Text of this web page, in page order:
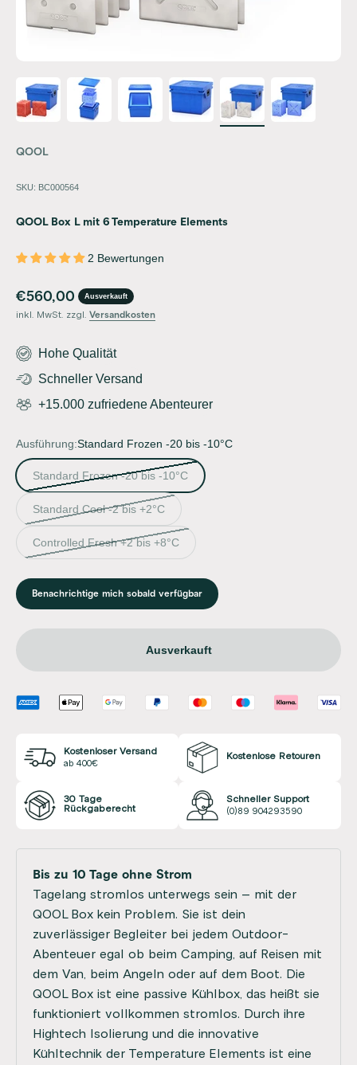
QOOL
SKU: BC000564
QOOL Box L mit 6 Temperature Elements
2 Bewertungen
Angebot
€560,00 Ausverkauft
inkl. MwSt. zzgl. Versandkosten
Hohe Qualität
Schneller Versand
+15.000 zufriedene Abenteurer
Ausführung:Standard Frozen -20 bis -10°C
Standard Frozen -20 bis -10°C
Standard Cool -2 bis +2°C
Controlled Fresh +2 bis +8°C
Benachrichtige mich sobald verfügbar
Ausverkauft
Kostenloser Versand
ab 400€
Kostenlose Retouren
30 Tage
Rückgaberecht
Schneller Support
(0)89 904293590
Bis zu 10 Tage ohne Strom
Tagelang stromlos unterwegs sein – mit der
QOOL Box kein Problem. Sie ist dein
zuverlässiger Begleiter bei jedem Outdoor-
Abenteuer egal ob beim Camping, auf Reisen mit
dem Van, beim Angeln oder auf dem Boot. Die
QOOL Box ist eine passive Kühlbox, das heißt sie
funktioniert vollkommen stromlos. Durch ihre
Hightech Isolierung und die innovative
Kühltechnik der Temperature Elements ist eine